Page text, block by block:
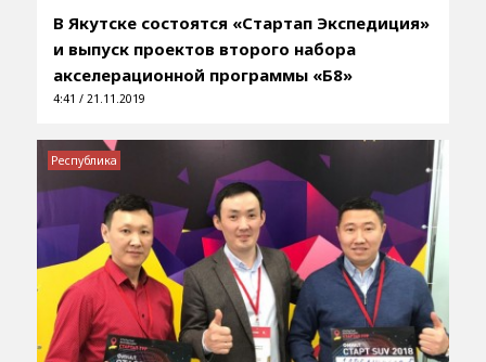
В Якутске состоятся «Стартап Экспедиция»
и выпуск проектов второго набора
акселерационной программы «Б8»
4:41 / 21.11.2019
Республика